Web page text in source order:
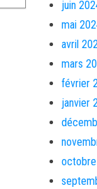
juin
mai
avril
mars
février
janvier